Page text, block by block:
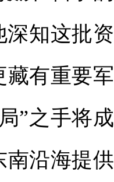
深知这批资
有重要军
”之手将成
南沿海提供